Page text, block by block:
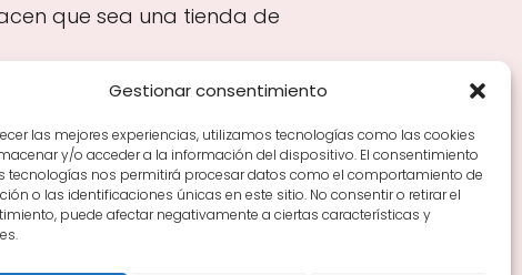
Gestionar consentimiento
las mejores experiencias, utilizamos tecnologías como las cookies
y/o acceder a la información del dispositivo. El consentimiento
tecnologías nos permitirá procesar datos como el comportamiento de
o las identificaciones únicas en este sitio. No consentir o retirar el
puede afectar negativamente a ciertas características y
que sea una tienda de
Tiendas de vino por ciudades
Tipos de Rioja y
en Rioja Vino Rioja para empezar
Zonas de Rioja y